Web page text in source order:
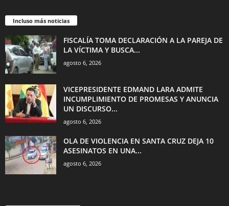
Incluso más noticias
FISCALÍA TOMA DECLARACIÓN A LA PAREJA DE
LA VÍCTIMA Y BUSCA...
agosto 6, 2026
VICEPRESIDENTE EDMAND LARA ADMITE
INCUMPLIMIENTO DE PROMESAS Y ANUNCIA
UN DISCURSO...
agosto 6, 2026
OLA DE VIOLENCIA EN SANTA CRUZ DEJA 10
ASESINATOS EN UNA...
agosto 6, 2026